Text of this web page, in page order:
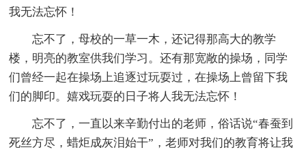
我无法忘怀！
忘不了，母校的一草一木，还记得那高大的教学
楼，明亮的教室供我们学习。还有那宽敞的操场，同学
们曾经一起在操场上追逐过玩耍过，在操场上曾留下我
们的脚印。嬉戏玩耍的日子将人我无法忘怀！
忘不了，一直以来辛勤付出的老师，俗话说“春蚕到
死丝方尽，蜡炬成灰泪始干”，老师对我们的教育将让我